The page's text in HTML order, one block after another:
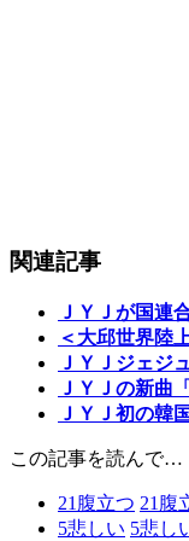
関連記事
ＪＹＪが国連
＜大邱世界陸
ＪＹＪジェジ
ＪＹＪの新曲
ＪＹＪ初の韓
この記事を読んで…
21 腹立つ 21 腹
5悲しい 5悲し